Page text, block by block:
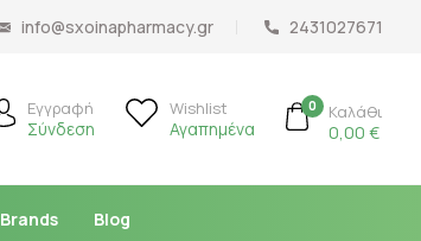
info@sxoinapharmacy.gr 2431027671
Εγγραφή
Σύνδεση
Wishlist
Αγαπημένα
0 Καλάθι
0,00 €
Brands Blog